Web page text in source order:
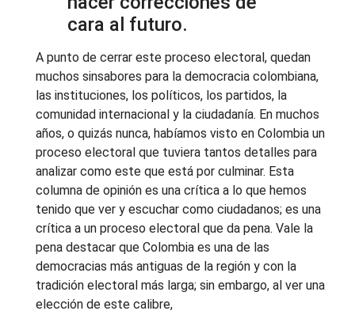
cara al futuro.
A punto de cerrar este proceso electoral, quedan
muchos sinsabores para la democracia colombiana,
las instituciones, los políticos, los partidos, la
comunidad internacional y la ciudadanía. En muchos
años, o quizás nunca, habíamos visto en Colombia un
proceso electoral que tuviera tantos detalles para
analizar como este que está por culminar. Esta
columna de opinión es una crítica a lo que hemos
tenido que ver y escuchar como ciudadanos; es una
crítica a un proceso electoral que da pena. Vale la
pena destacar que Colombia es una de las
democracias más antiguas de la región y con la
tradición electoral más larga; sin embargo, al ver una
elección de este calibre,